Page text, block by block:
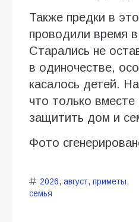
Также предки в
проводили время в
Старались не
в одиночестве,
касалось детей.
что только вместе
защитить дом и
Фото
2026, август, приметы,
семья